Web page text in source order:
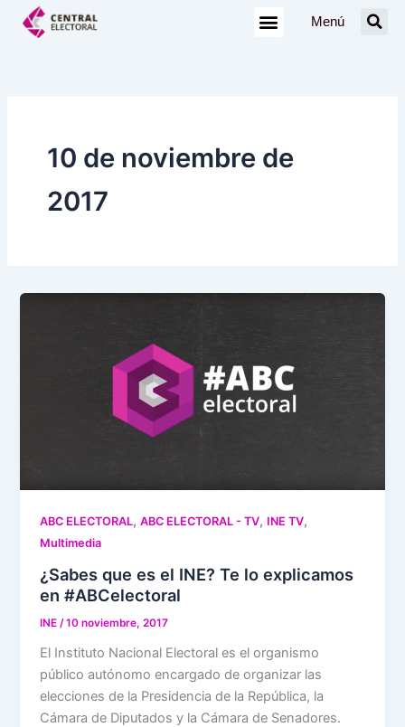
Menú
10 de noviembre de
2017
ABC ELECTORAL,ABC ELECTORAL - TV, INE TV,
Multimedia
¿Sabes que es el INE? Te lo explicamos
en #ABCelectoral
INE/10 noviembre, 2017
El Instituto Nacional Electoral es el organismo
público autónomo encargado de organizar las
elecciones de la Presidencia de la República, la
Cámara de Diputados y la Cámara de Senadores.